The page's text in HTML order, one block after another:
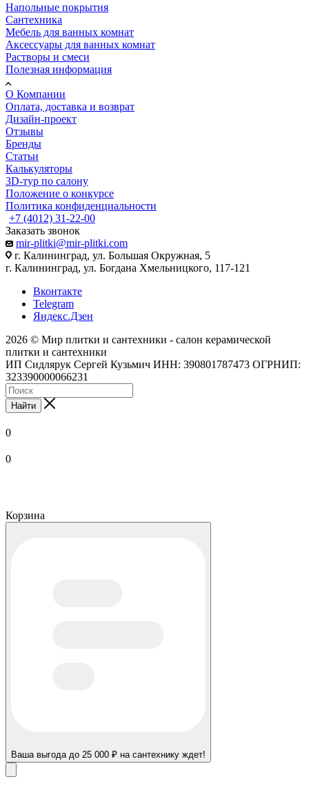
Напольные покрытия
Сантехника
Мебель для ванных комнат
Аксессуары для ванных комнат
Растворы и смеси
Полезная информация
О Компании
Оплата, доставка и возврат
Дизайн-проект
Отзывы
Бренды
Статьи
Калькуляторы
3D-тур по салону
Положение о конкурсе
Политика конфиденциальности
+7 (4012) 31-22-00
Заказать звонок
mir-plitki@mir-plitki.com
г. Калининград, ул. Большая Окружная, 5
г. Калининград, ул. Богдана Хмельницкого, 117-121
Вконтакте
Telegram
Яндекс.Дзен
2026 © Мир плитки и сантехники - салон керамической
плитки и сантехники
ИП Сидлярук Сергей Кузьмич ИНН: 390801787473 ОГРНИП:
323390000066231
Найти
0
0
Корзина
Ваша выгода до 25 000 ₽ на сантехнику ждет!